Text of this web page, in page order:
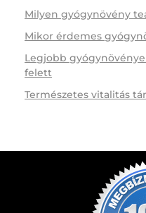
Milyen gyógynövény
Mikor érdemes
Legjobb
felett
Természetes vitalitás